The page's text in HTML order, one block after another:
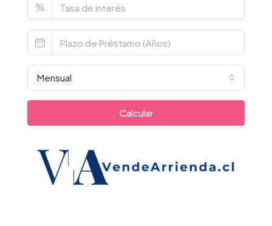
%
Mensual
Calcular